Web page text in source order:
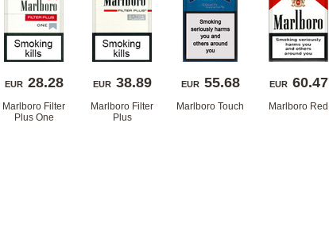
EUR 28.28
Marlboro Filter
Plus One
EUR 38.89
Marlboro Filter
Plu
EUR 55.68
Marlboro Touch
EUR 60.47
Marlboro Red